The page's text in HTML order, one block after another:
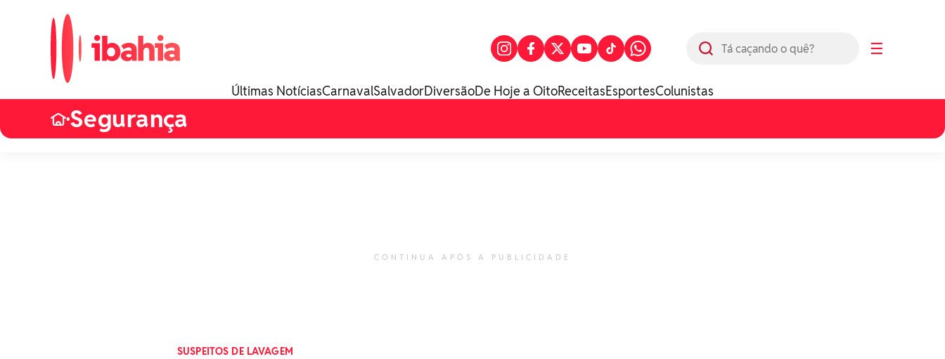
☰
Últimas NotíciasCarnavalSalvadorDiversãoDe Hoje a OitoReceitasEsportesColunistas
•Segurança
CONTINUA APÓS A PUBLICIDADE
SUSPEITOS DE LAVAGEM